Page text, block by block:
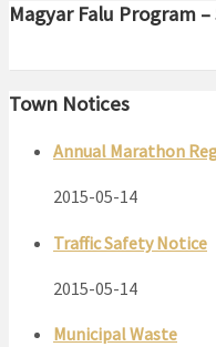
Magyar Falu Program
Town Notices
Annual Marathon
2015-05-14
Traffic Safety Notice
2015-05-14
Municipal Waste